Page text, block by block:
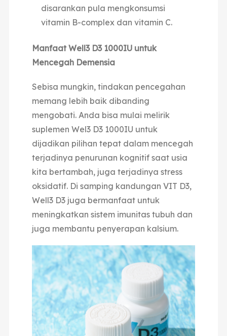
disarankan pula mengkonsumsi
vitamin B-complex dan vitamin C.
Manfaat Well3 D3 1000IUuntuk
Mencegah Demensia
Sebisa mungkin, tindakan pencegahan
memang lebih baik dibanding
mengobati. Anda bisa mulai melirik
suplemen Wel3 D3 1000IU untuk
dijadikan pilihan tepat dalam mencegah
terjadinya penurunan kognitif saat usia
kita bertambah, juga terjadinya stress
oksidatif. Di samping kandungan VIT D3,
Well3 D3 juga bermanfaat untuk
meningkatkan sistem imunitas tubuh dan
juga membantu penyerapan kalsium.